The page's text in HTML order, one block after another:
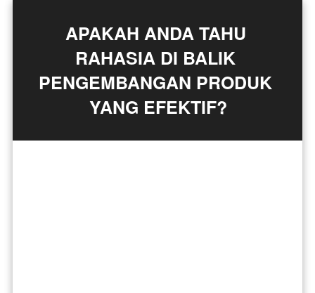
APAKAH ANDA TAHU
RAHASIA DI BALIK
PENGEMBANGAN PRODUK
YANG EFEKTIF?